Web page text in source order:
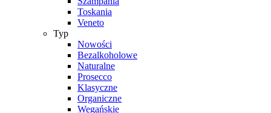
Toskania
Veneto
Typ
Nowości
Bezalkoholowe
Naturalne
Prosecco
Klasyczne
Organiczne
Wegańskie